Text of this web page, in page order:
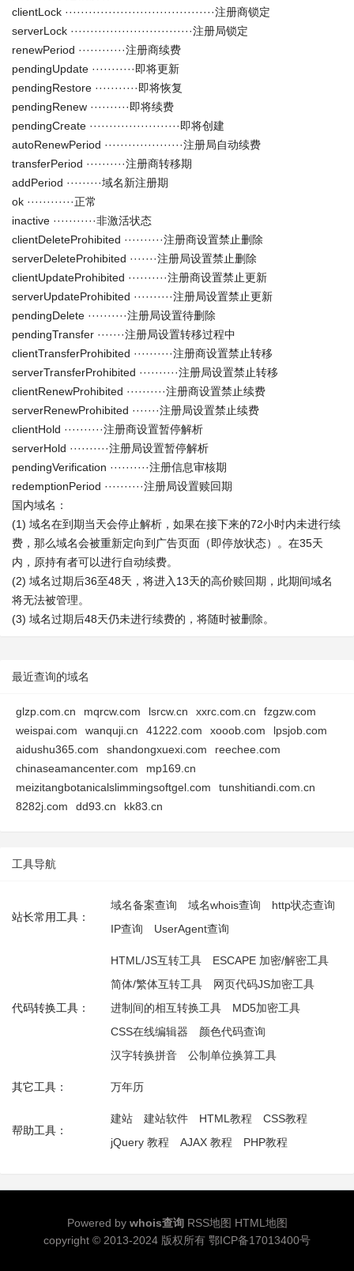
clientLock ······································注册商锁定
serverLock ·······························注册局锁定
renewPeriod ············注册商续费
pendingUpdate ···········即将更新
pendingRestore ···········即将恢复
pendingRenew ··········即将续费
pendingCreate ·······················即将创建
autoRenewPeriod ····················注册局自动续费
transferPeriod ··········注册商转移期
addPeriod ·········域名新注册期
ok ············正常
inactive ···········非激活状态
clientDeleteProhibited ··········注册商设置禁止删除
serverDeleteProhibited ·······注册局设置禁止删除
clientUpdateProhibited ··········注册商设置禁止更新
serverUpdateProhibited ··········注册局设置禁止更新
pendingDelete ··········注册局设置待删除
pendingTransfer ·······注册局设置转移过程中
clientTransferProhibited ··········注册商设置禁止转移
serverTransferProhibited ··········注册局设置禁止转移
clientRenewProhibited ··········注册商设置禁止续费
serverRenewProhibited ·······注册局设置禁止续费
clientHold ··········注册商设置暂停解析
serverHold ··········注册局设置暂停解析
pendingVerification ··········注册信息审核期
redemptionPeriod ··········注册局设置赎回期
国内域名：
(1) 域名在到期当天会停止解析，如果在接下来的72小时内未进行续
费，那么域名会被重新定向到广告页面（即停放状态）。在35天
内，原持有者可以进行自动续费。
(2) 域名过期后36至48天，将进入13天的高价赎回期，此期间域名
将无法被管理。
(3) 域名过期后48天仍未进行续费的，将随时被删除。
最近查询的域名
glzp.com.cn mqrcw.com lsrcw.cn xxrc.com.cn
fzgzw.com
weispai.com
wanquji.cn 41222.com xooob.com
lpsjob.com
aidushu365.com
shandongxuexi.com
reechee.com
chinaseamancenter.com
mp169.cn
meizitangbotanicalslimmingsoftgel.com
tunshitiandi.com.cn
8282j.com
dd93.cn kk83.cn
工具导航
站长常用工具：
域名备案查询 域名whois查询
http状态查询
IP查询
UserAgent查询
代码转换工具：
HTML/JS互转工具
ESCAPE 加密/解密工具
简体/繁体互转工具
网页代码JS加密工具
进制间的相互转换工具
MD5加密工具
CSS在线编辑器
颜色代码查询
汉字转换拼音
公制单位换算工具
其它工具： 万年历
帮助工具：
建站 建站软件 HTML教程
CSS教程
jQuery 教程
AJAX 教程 PHP教程
Powered by whois查询 RSS地图 HTML地图
copyright © 2013-2024 版权所有 鄂ICP备17013400号